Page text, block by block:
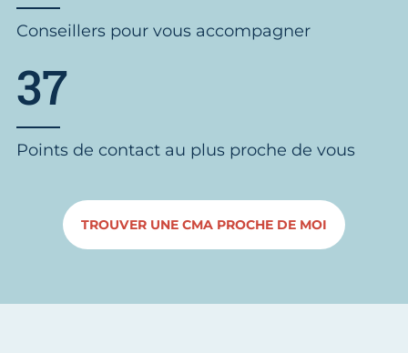
Conseillers pour vous accompagner
37
Points de contact au plus proche de vous
TROUVER UNE CMA PROCHE DE MOI